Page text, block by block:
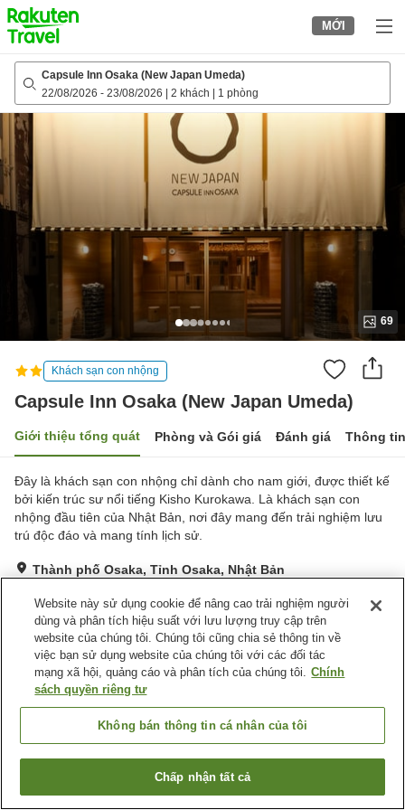
to
top
page
MỚI
Capsule Inn Osaka (New Japan Umeda)
22/08/2026 - 23/08/2026 2 khách 1 phòng
69
Khách sạn con nhộng
Capsule Inn Osaka (New Japan Umeda)
Giới thiệu tổng quát Phòng và Gói giá Đánh giá Thông
Đây là khách sạn con nhộng chỉ dành cho nam giới, được thiết kế
bởi kiến ​​trúc sư nổi tiếng Kisho Kurokawa. Là khách sạn con
nhộng đầu tiên của Nhật Bản, nơi đây mang đến trải nghiệm lưu
trú độc đáo và mang tính lịch sử.
Thành phố Osaka, Tỉnh Osaka, Nhật Bản
Rất tốt Đánh giá:432lượt
Tiện nghi chỗ nghỉ
Bể sục
Trang chủ Nhật Bản Tỉnh Osaka
Thành phố Osaka
Capsule Inn Osaka (New Japan Umeda)
Tìm phòng trống
Website này sử dụng cookie để nâng cao trải nghiệm người
dùng và phân tích hiệu suất với lưu lượng truy cập trên
website của chúng tôi. Chúng tôi cũng chia sẻ thông tin về
việc bạn sử dụng website của chúng tôi với các đối tác
mạng xã hội, quảng cáo và phân tích của chúng tôi. Chính
sách quyền riêng tư
Không bán thông tin cá nhân của tôi
Chấp nhận tất cả